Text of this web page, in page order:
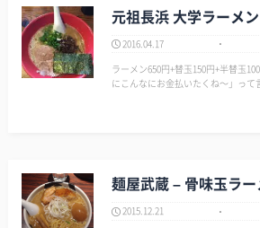
元祖長浜 大学ラーメ
2016.04.17
ラーメン650円+替玉150円+半替玉
にこんなにお金払いたくね～」っ
麺屋武蔵 – 骨味玉ラー
2015.12.21